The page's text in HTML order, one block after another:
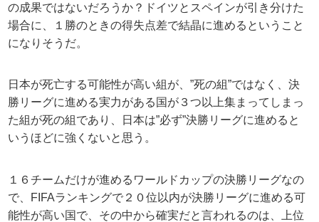
の成果ではないだろうか？ドイツとスペインが引き分けた
場合に、１勝のときの得失点差で結晶に進めるということ
になりそうだ。
日本が死亡する可能性が高い組が、”死の組”ではなく、決
勝リーグに進める実力がある国が３つ以上集まってしまっ
た組が死の組であり、日本は”必ず”決勝リーグに進めると
いうほどに強くないと思う。
１６チームだけが進めるワールドカップの決勝リーグなの
で、FIFAランキングで２０位以内が決勝リーグに進める可
能性が高い国で、その中から確実だと言われるのは、上位